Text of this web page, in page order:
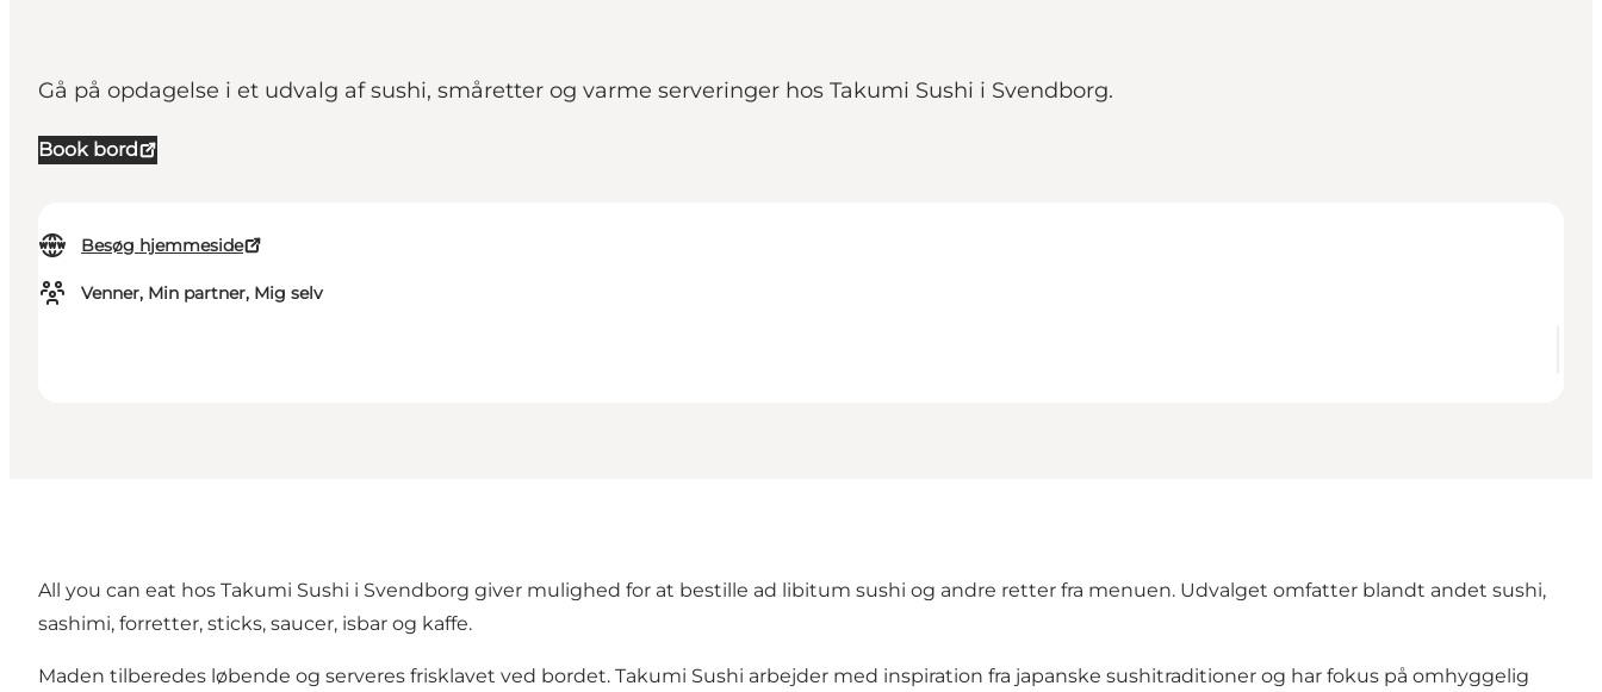
Gå på opdagelse i et udvalg af sushi, småretter og varme serveringer hos Takumi Sushi i Svendborg.
Book bord
Besøg hjemmeside
Venner, Min partner, Mig selv
All you can eat hos Takumi Sushi i Svendborg giver mulighed for at bestille ad libitum sushi og andre retter fra menuen. Udvalget omfatter blandt andet sushi,
sashimi, forretter, sticks, saucer, isbar og kaffe.
Maden tilberedes løbende og serveres frisklavet ved bordet. Takumi Sushi arbejder med inspiration fra japanske sushitraditioner og har fokus på omhyggelig